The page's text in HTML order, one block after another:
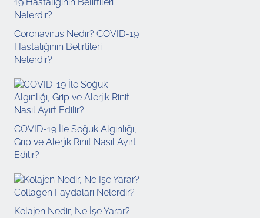
Coronavirüs Nedir? COVID-19
Hastalığının Belirtileri
Nelerdir?
COVID-19 İle Soğuk Algınlığı,
Grip ve Alerjik Rinit Nasıl Ayırt
Edilir?
Kolajen Nedir, Ne İşe Yarar?